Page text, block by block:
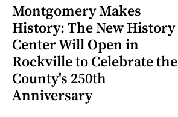
Montgomery Makes
History: The New History
Center Will Open in
Rockville to Celebrate the
County's 250th
Anniversary